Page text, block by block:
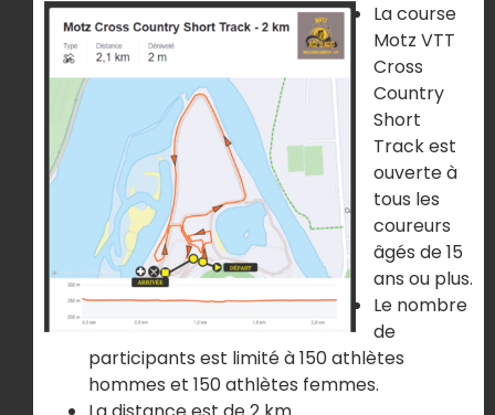
La course
Motz VTT
Cross
Country
Short
Track est
ouverte à
tous les
coureurs
âgés de 15
ans ou plus.
Le nombre
de
participants est limité à 150 athlètes
hommes et 150 athlètes femmes.